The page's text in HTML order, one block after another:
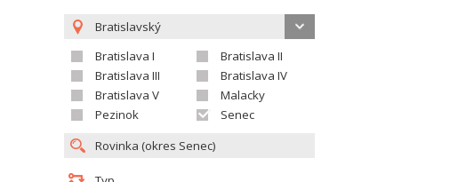
Bratislavský
Bratislava I
Bratislava II
Bratislava III
Bratislava IV
Bratislava V
Malacky
Pezinok
Senec